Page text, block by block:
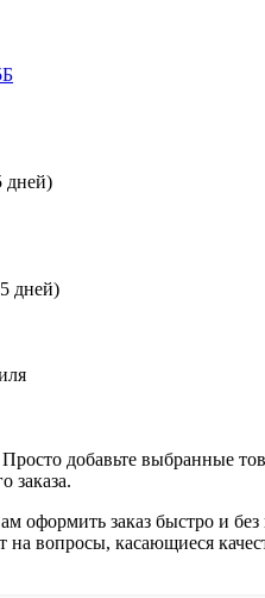
дней)
дней)
добавьте выбранные
заказа.
оформить заказ быстро и
на вопросы, касающиеся